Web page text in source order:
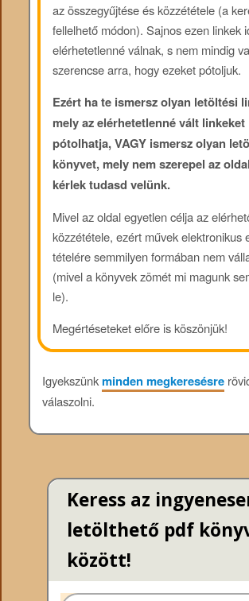
az összegyűjtése és közzététele (a
fellelhető módon). Sajnos ezen linkek
elérhetetlenné válnak, s nem mindig
szerencse arra, hogy ezeket pótoljuk.
Ezért ha te ismersz olyan letöltési
mely az elérhetetlenné vált linkeket
pótolhatja, VAGY ismersz olyan
könyvet, mely nem szerepel az
kérlek tudasd velünk.
Mivel az oldal egyetlen célja az
közzététele, ezért művek elektronikus
tételére semmilyen formában nem
(mivel a könyvek zömét mi magunk
le).
Megértéseteket előre is köszönjük!
Igyekszünkminden megkeresésre
válaszolni.
Keress az
letölthető pdf
között!